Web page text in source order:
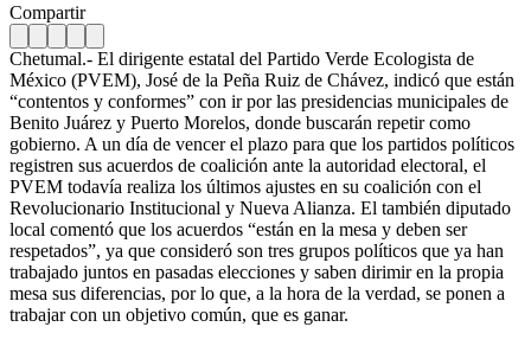
Compartir
Chetumal.- El dirigente estatal del Partido Verde Ecologista de
México (PVEM), José de la Peña Ruiz de Chávez, indicó que están
“contentos y conformes” con ir por las presidencias municipales de
Benito Juárez y Puerto Morelos, donde buscarán repetir como
gobierno. A un día de vencer el plazo para que los partidos políticos
registren sus acuerdos de coalición ante la autoridad electoral, el
PVEM todavía realiza los últimos ajustes en su coalición con el
Revolucionario Institucional y Nueva Alianza. El también diputado
local comentó que los acuerdos “están en la mesa y deben ser
respetados”, ya que consideró son tres grupos políticos que ya han
trabajado juntos en pasadas elecciones y saben dirimir en la propia
mesa sus diferencias, por lo que, a la hora de la verdad, se ponen a
trabajar con un objetivo común, que es ganar.